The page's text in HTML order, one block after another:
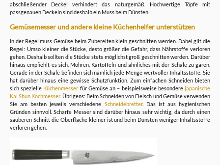
abschließender Deckel verhindert das naturgemäß. Hochwertige Töpfe mit
passgenauen Deckeln sind deshalb ein Muss beim Dünsten.
Gemüsemesser und andere kleine Küchenhelfer unterstützen
In der Regel muss Gemüse beim Zubereiten klein geschnitten werden. Dabei gilt die
Regel: Umso kleiner die Stücke, desto größer die Gefahr, dass Nährstoffe verloren
gehen. Deshalb sollten die Stücke stets möglichst groß geschnitten werden. Darüber
hinaus empfiehlt es sich, Möhren, Kartoffeln und ähnliches mit der Schale zu garen.
Gerade in der Schale befinden sich nämlich jede Menge wertvoller Inhaltsstoffe. Sie
hat darüber hinaus eine gewisse Schutzfunktion. Zum einfachen Schneiden bieten
sich spezielle Küchenmesser für Gemüse an – beispielsweise besonderejapanische
Kai Shun Kochmesser. Übrigens: Beim Schneiden von Fleisch und Gemüse verwenden
Sie am besten jeweils verschiedene Schneidebretter. Das ist aus hygienischen
Gründen sinnvoll. Scharfe Messer sind darüber hinaus sehr wichtig, da durch einen
sauberen Schnitt die Oberfläche kleiner ist und beim Dünsten weniger Inhaltsstoffe
verloren gehen.